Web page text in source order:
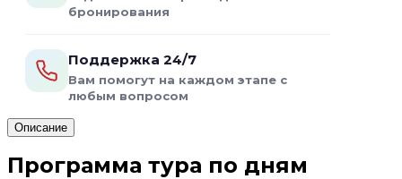
бронирования
Поддержка 24/7
Вам помогут на каждом этапе с
любым вопросом
Описание
Программа тура по дням